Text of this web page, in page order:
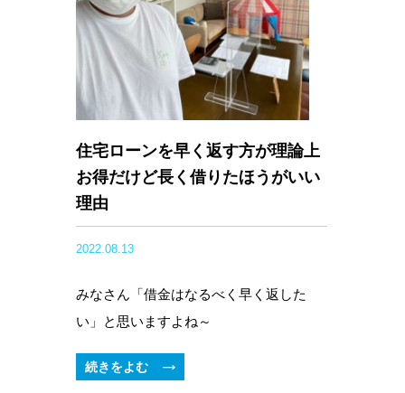
住宅ローンを早く返す方が理論上
お得だけど長く借りたほうがいい
理由
2022.08.13
みなさん「借金はなるべく早く返した
い」と思いますよね～
続きをよむ